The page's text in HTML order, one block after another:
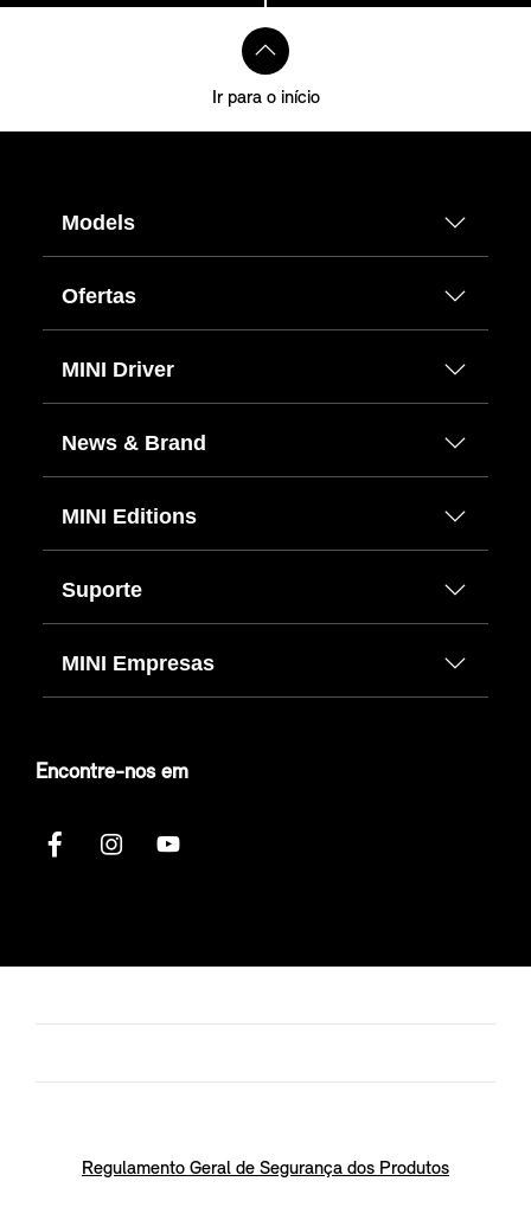
Ir para o início
Models
Ofertas
MINI Driver
News & Brand
MINI Editions
Suporte
MINI Empresas
Encontre-nos em
Regulamento Geral de Segurança dos Produtos